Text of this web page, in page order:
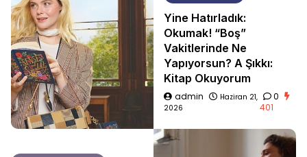
Yine Hatırladık:
Okumak! “Boş”
Vakitlerinde Ne
Yapıyorsun? A Şıkkı:
Kitap Okuyorum
admin
Haziran 21,
2026
0
401